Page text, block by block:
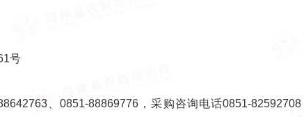
号
、0851-88869776，采购咨询电话0851-